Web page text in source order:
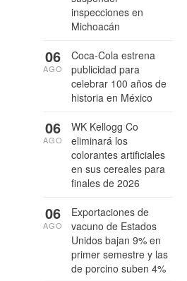
inspecciones en
Michoacán
Coca-Cola estrena
publicidad para
celebrar 100 años de
historia en México
06
AGO
WK Kellogg Co
eliminará los
colorantes artificiales
en sus cereales para
finales de 2026
06
AGO
Exportaciones de
vacuno de Estados
Unidos bajan 9% en
primer semestre y las
de porcino suben 4%
06
AGO